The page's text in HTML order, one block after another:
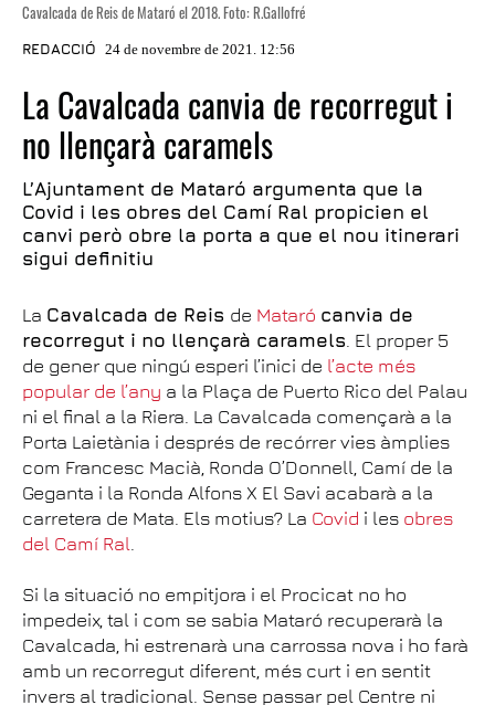
Cavalcada de Reis de Mataró el 2018. Foto: R.Gallofré
REDACCIÓ 24 de novembre de 2021. 12:56
La Cavalcada canvia de recorregut i
no llençarà caramels
L’Ajuntament de Mataró argumenta que la
Covid i les obres del Camí Ral propicien el
canvi però obre la porta a que el nou itinerari
sigui definitiu
La Cavalcada de Reis de Mataró canvia de
recorregut i no llençarà caramels. El proper 5
de gener que ningú esperi l’inici de l’acte més
popular de l’any a la Plaça de Puerto Rico del Palau
ni el final a la Riera. La Cavalcada començarà a la
Porta Laietània i després de recórrer vies àmplies
com Francesc Macià, Ronda O’Donnell, Camí de la
Geganta i la Ronda Alfons X El Savi acabarà a la
carretera de Mata. Els motius? La Covid i les obres
del Camí Ral.
Si la situació no empitjora i el Procicat no ho
impedeix, tal i com se sabia Mataró recuperarà la
Cavalcada, hi estrenarà una carrossa nova i ho farà
amb un recorregut diferent, més curt i en sentit
invers al tradicional. Sense passar pel Centre ni